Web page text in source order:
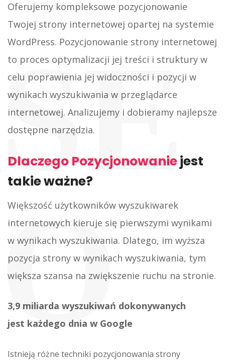
SE
O
Oferujemy kompleksowe pozycjonowanie
Twojej strony internetowej opartej na systemie
WordPress. Pozycjonowanie strony internetowej
to proces optymalizacji jej treści i struktury w
celu poprawienia jej widoczności i pozycji w
wynikach wyszukiwania w przeglądarce
internetowej. Analizujemy i dobieramy najlepsze
dostępne narzędzia.
Dlaczego Pozycjonowaniejest
takie ważne?
Większość użytkowników wyszukiwarek
internetowych kieruje się pierwszymi wynikami
w wynikach wyszukiwania. Dlatego, im wyższa
pozycja strony w wynikach wyszukiwania, tym
większa szansa na zwiększenie ruchu na stronie.
3,9 miliarda wyszukiwań dokonywanych
jest każdego dnia w Google
Istnieją różne techniki pozycjonowania strony